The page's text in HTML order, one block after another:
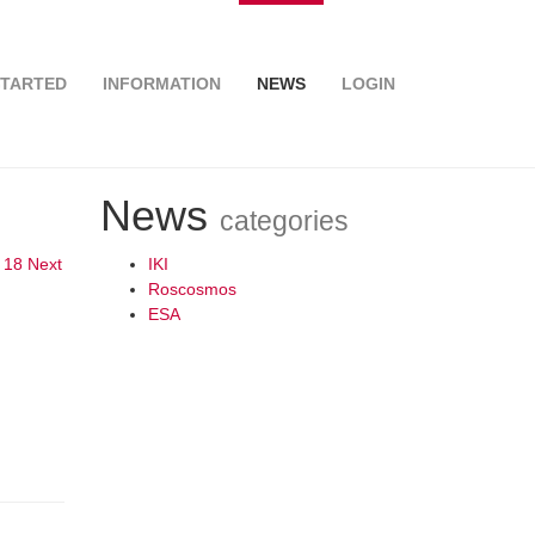
INFORMATION NEWS LOGIN
18 Next
News categories
IKI
Roscosmos
ESA